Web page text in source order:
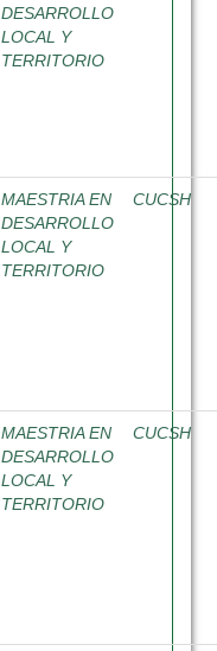
DESARROLLO
LOCAL Y
TERRITORIO
MAESTRIA EN
DESARROLLO
LOCAL Y
TERRITORIO
CUCSH
MAESTRIA EN
DESARROLLO
LOCAL Y
TERRITORIO
CUCSH